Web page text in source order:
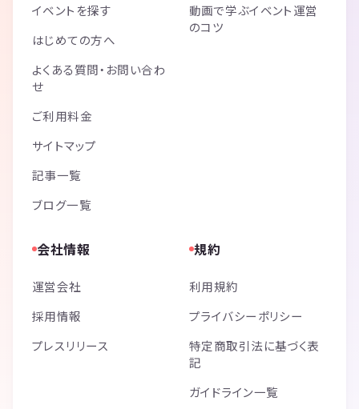
イベントを探す
はじめての方へ
よくある質問・お問い合わ
せ
ご利用料金
サイトマップ
記事一覧
ブログ一覧
動画で学ぶイベント運営
のコツ
会社情報
運営会社
採用情報
プレスリリース
規約
利用規約
プライバシーポリシー
特定商取引法に基づく表
記
ガイドライン一覧